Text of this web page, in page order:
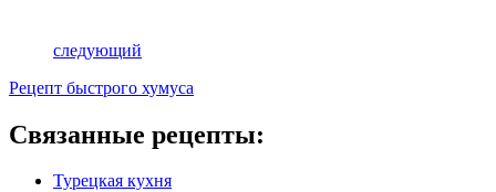
следующий
Рецепт быстрого хумуса
Связанные рецепты:
Турецкая кухня